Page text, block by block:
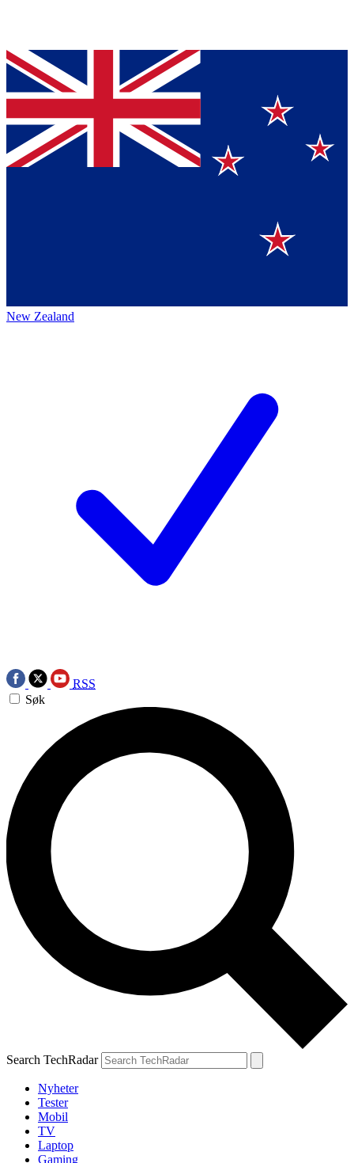
New Zealand
RSS
Søk
Search TechRadar
Nyheter
Tester
Mobil
TV
Laptop
Gaming